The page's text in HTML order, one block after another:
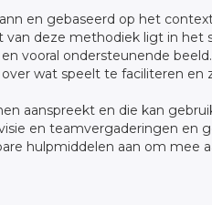
en gebaseerd op het
deze methodiek ligt in het
vooral ondersteunende
wat speelt te faciliteren en
aanspreekt en die kan
en teamvergaderingen en
hulpmiddelen aan om mee